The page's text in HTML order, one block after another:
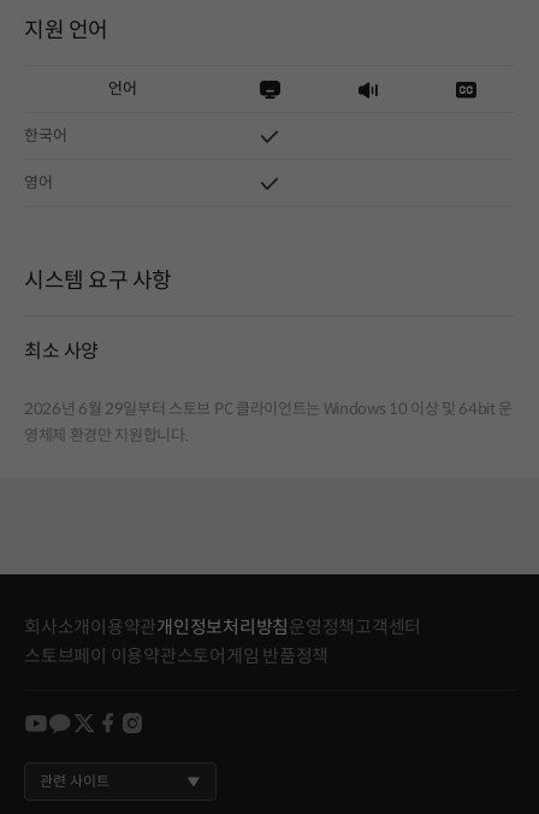
지원 언어
언어
한국어
영어
시스템 요구 사항
최소 사양
2026년 6월 29일부터 스토브 PC 클라이언트는 Windows 10 이상 및 64bit 운
영체제 환경만 지원합니다.
회사소개이용약관개인정보처리방침 운영정책고객센터
스토브페이 이용약관스토어게임 반품정책
youtube
kakao
twitter
facebook
instagram
관련 사이트